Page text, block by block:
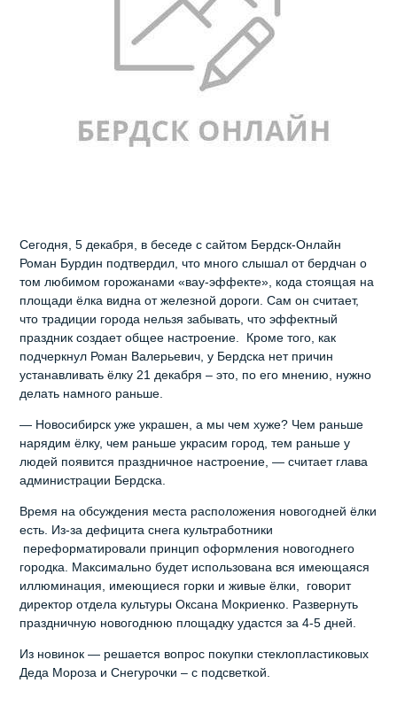
Сегодня, 5 декабря, в беседе с сайтом Бердск-Онлайн
Роман Бурдин подтвердил, что много слышал от бердчан о
том любимом горожанами «вау-эффекте», кода стоящая на
площади ёлка видна от железной дороги. Сам он считает,
что традиции города нельзя забывать, что эффектный
праздник создает общее настроение. Кроме того, как
подчеркнул Роман Валерьевич, у Бердска нет причин
устанавливать ёлку 21 декабря – это, по его мнению, нужно
делать намного раньше.
— Новосибирск уже украшен, а мы чем хуже? Чем раньше
нарядим ёлку, чем раньше украсим город, тем раньше у
людей появится праздничное настроение, — считает глава
администрации Бердска.
Время на обсуждения места расположения новогодней ёлки
есть. Из-за дефицита снега культработники
переформатировали принцип оформления новогоднего
городка. Максимально будет использована вся имеющаяся
иллюминация, имеющиеся горки и живые ёлки, говорит
директор отдела культуры Оксана Мокриенко. Развернуть
праздничную новогоднюю площадку удастся за 4-5 дней.
Из новинок — решается вопрос покупки стеклопластиковых
Деда Мороза и Снегурочки – с подсветкой.